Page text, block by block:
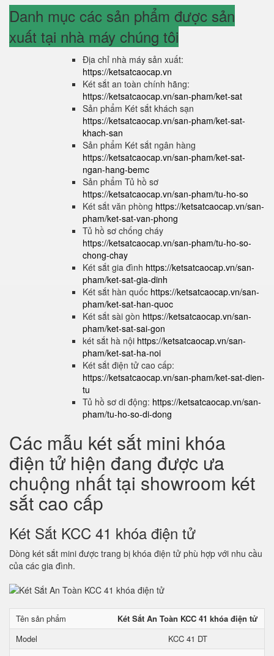
Danh mục các sản phẩm được sản
xuất tại nhà máy chúng tôi
Địa chỉ nhà máy sản xuất:
https://ketsatcaocap.vn
Két sắt an toàn chính hãng:
https://ketsatcaocap.vn/san-pham/ket-sat
Sản phẩm Két sắt khách sạn
https://ketsatcaocap.vn/san-pham/ket-sat-
khach-san
Sản phẩm Két sắt ngân hàng
https://ketsatcaocap.vn/san-pham/ket-sat-
ngan-hang-bemc
Sản phẩm Tủ hồ sơ
https://ketsatcaocap.vn/san-pham/tu-ho-so
Két sắt văn phòng https://ketsatcaocap.vn/san-
pham/ket-sat-van-phong
Tủ hồ sơ chống cháy
https://ketsatcaocap.vn/san-pham/tu-ho-so-
chong-chay
Két sắt gia đình https://ketsatcaocap.vn/san-
pham/ket-sat-gia-dinh
Két sắt hàn quốc https://ketsatcaocap.vn/san-
pham/ket-sat-han-quoc
Két sắt sài gòn https://ketsatcaocap.vn/san-
pham/ket-sat-sai-gon
két sắt hà nội https://ketsatcaocap.vn/san-
pham/ket-sat-ha-noi
Két sắt điện tử cao cấp:
https://ketsatcaocap.vn/san-pham/ket-sat-dien-
tu
Tủ hồ sơ di động: https://ketsatcaocap.vn/san-
pham/tu-ho-so-di-dong
Các mẫu két sắt mini khóa
điện tử hiện đang được ưa
chuộng nhất tại showroom két
sắt cao cấp
Két Sắt KCC 41 khóa điện tử
Dòng két sắt mini được trang bị khóa điện tử phù hợp với nhu cầu
của các gia đình.
Tên sản phẩm
Két Sắt An Toàn KCC 41 khóa điện tử
Model
KCC 41 DT